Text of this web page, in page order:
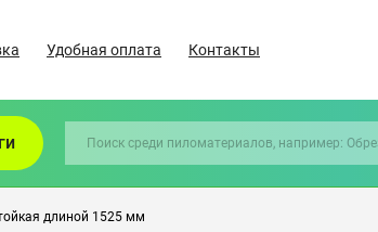
Удобная оплата Контакты
длиной 1525 мм